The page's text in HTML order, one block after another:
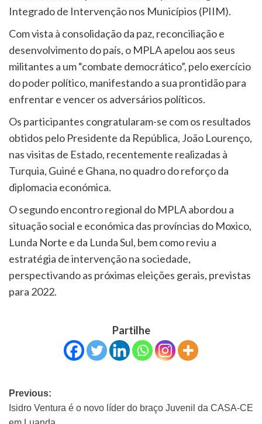
Integrado de Intervenção nos Municípios (PIIM).
Com vista à consolidação da paz, reconciliação e
desenvolvimento do país, o MPLA apelou aos seus
militantes a um “combate democrático”, pelo exercício
do poder político, manifestando a sua prontidão para
enfrentar e vencer os adversários políticos.
Os participantes congratularam-se com os resultados
obtidos pelo Presidente da República, João Lourenço,
nas visitas de Estado, recentemente realizadas à
Turquia, Guiné e Ghana, no quadro do reforço da
diplomacia económica.
O segundo encontro regional do MPLA abordou a
situação social e económica das províncias do Moxico,
Lunda Norte e da Lunda Sul, bem como reviu a
estratégia de intervenção na sociedade,
perspectivando as próximas eleições gerais, previstas
para 2022.
Partilhe
Previous:
Isidro Ventura é o novo líder do braço Juvenil da CASA-CE